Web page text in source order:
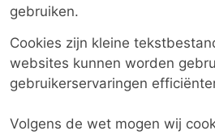
gebruiken.
Cookies zijn kleine
websites kunnen worden
gebruikerservaringen
Volgens de wet mogen wij